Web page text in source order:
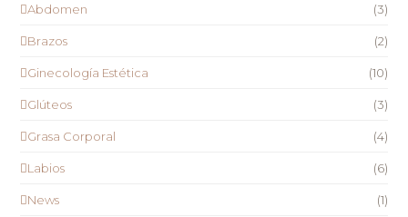
Abdomen (3)
Brazos (2)
Ginecología Estética (10)
Glúteos (3)
Grasa Corporal (4)
Labios (6)
News (1)